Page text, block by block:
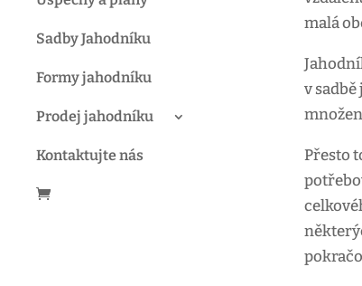
Sadby Jahodníku
Formy jahodníku
Prodej jahodníku
Kontaktujte nás
malá
v
Přesto